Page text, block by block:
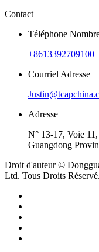
Contact
Téléphone
+8613392709100
Courriel Adresse
Adresse
N° 13-17, Voie
Guangdong
Droit d'auteur ©
Ltd. Tous Droits Réservé.